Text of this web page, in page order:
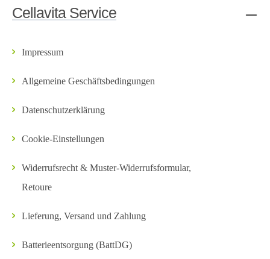
Cellavita Service
Impressum
Allgemeine Geschäftsbedingungen
Datenschutzerklärung
Cookie-Einstellungen
Widerrufsrecht & Muster-Widerrufsformular,
Retoure
Lieferung, Versand und Zahlung
Batterieentsorgung (BattDG)